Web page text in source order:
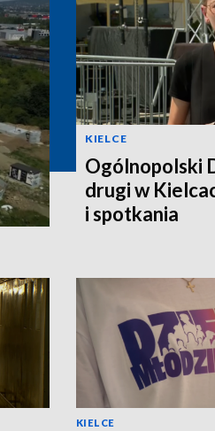
KIELCE
Ogólnopolski
drugi w
i spotkania
KIELCE